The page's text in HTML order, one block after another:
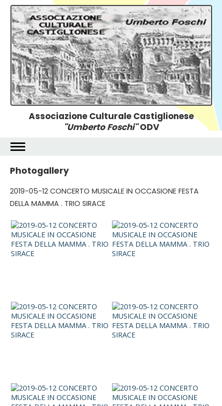
Associazione Culturale Castiglionese
"Umberto Foschi"ODV
Photogallery
2019-05-12 CONCERTO MUSICALE IN OCCASIONE FESTA
DELLA MAMMA . TRIO SIRACE